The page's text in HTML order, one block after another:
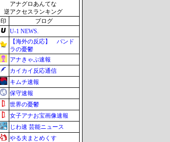
アナグロあんてな
逆アクセスランキング
印
ブログ
U-1 NEWS.
【海外の反応】 パンド
ラの憂鬱
アナきゃぷ速報
カイカイ反応通信
キムチ速報
保守速報
世界の憂鬱
女子アナお宝画像速報
じわ速 芸能ニュース
やる夫まとめくす